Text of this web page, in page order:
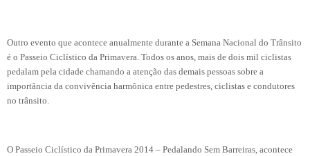
Outro evento que acontece anualmente durante a Semana Nacional do Trânsito
é o Passeio Ciclístico da Primavera. Todos os anos, mais de dois mil ciclistas
pedalam pela cidade chamando a atenção das demais pessoas sobre a
importância da convivência harmônica entre pedestres, ciclistas e condutores
no trânsito.
O Passeio Ciclístico da Primavera 2014 – Pedalando Sem Barreiras, acontece